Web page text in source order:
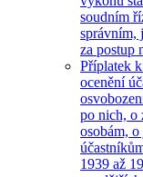
soudním
správním,
za postup
Příplatek
ocenění
po nich, o
osobám,
1939 až